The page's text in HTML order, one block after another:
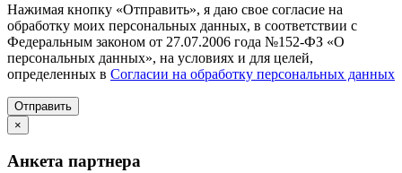
Нажимая кнопку «Отправить», я даю свое согласие на
обработку моих персональных данных, в соответствии с
Федеральным законом от 27.07.2006 года №152-ФЗ «О
персональных данных», на условиях и для целей,
определенных в Согласии на обработку персональных данных
Отправить
×
Анкета партнера